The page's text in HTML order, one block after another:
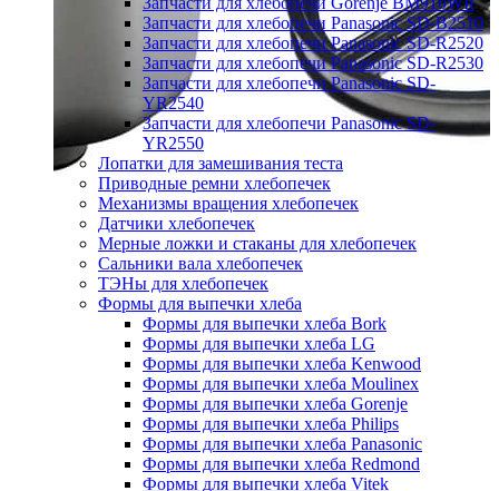
Запчасти для хлебопечи Panasonic SD-B2510
Запчасти для хлебопечи Panasonic SD-R2520
Запчасти для хлебопечи Panasonic SD-R2530
Запчасти для хлебопечи Panasonic SD-
YR2540
Запчасти для хлебопечи Panasonic SD-
YR2550
Лопатки для замешивания теста
Приводные ремни хлебопечек
Механизмы вращения хлебопечек
Датчики хлебопечек
Мерные ложки и стаканы для хлебопечек
Сальники вала хлебопечек
ТЭНы для хлебопечек
Формы для выпечки хлеба
Формы для выпечки хлеба Bork
Формы для выпечки хлеба LG
Формы для выпечки хлеба Kenwood
Формы для выпечки хлеба Moulinex
Формы для выпечки хлеба Gorenje
Формы для выпечки хлеба Philips
Формы для выпечки хлеба Panasonic
Формы для выпечки хлеба Redmond
Формы для выпечки хлеба Vitek